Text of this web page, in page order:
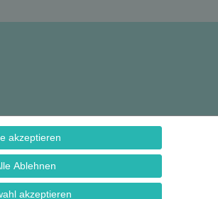
akzeptieren
Ablehnen
akzeptieren